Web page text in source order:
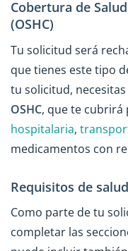
Cobertura de
(OSHC)
Tu solicitud será
que tienes este tipo
tu solicitud,
OSHC, que te cubrirá
hospitalaria,
medicamentos con
Requisitos de
Como parte de tu
completar las